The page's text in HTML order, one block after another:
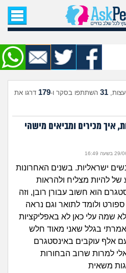
עמוד הבית
שאל שאלה
שאלות חדשות
שאלות שעוררו עניין
עצות חדשות
מה קורה כאן?
מתחם הטיפים
מדורים
זוגיות
היריון ולידה
חיפוש שאלות
הרשמה | התחברות
31 השתתפו בסקר ו-179 דרגו את
איך מכירים ומביאים מישהי
ישראליות. בשנים האחרונות
של להיות מצליח ולהראות
הוא חשוב עבורן רובן, וזה
ולומד לתואר וגם נראה
שמה עלי כאן לא באפליקציות
בגלל שאני מאוד חלש
אלף עוקבים באינסטגרם
למרות שרוב הבחורות
משאית